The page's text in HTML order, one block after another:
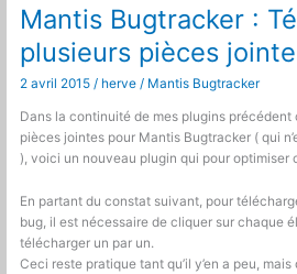
des
noms
des
bugs
et
des
utilisateurs
Mantis Bugtracker :
plusieurs pièces
2 avril 2015 / herve / Mantis Bugtracker
Dans la continuité de mes plugins
pièces jointes pour Mantis Bugtracker ( qui
), voici un nouveau plugin qui pour optimiser
En partant du constat suivant, pour
bug, il est nécessaire de cliquer sur chaque
télécharger un par un.
Ceci reste pratique tant qu’il y’en a peu,